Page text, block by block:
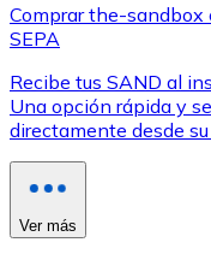
Comprar the-
SEPA
Recibe tus SAND al
Una opción rápida y
directamente desde
Ver más